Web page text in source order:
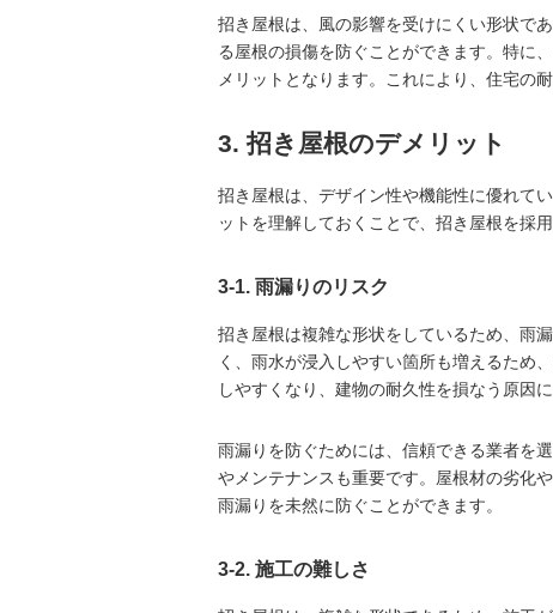
招き屋根は、風の影響を受けにくい形状で
る屋根の損傷を防ぐことができます。特に
メリットとなります。これにより、住宅の
3. 招き屋根のデメリット
招き屋根は、デザイン性や機能性に優れて
ットを理解しておくことで、招き屋根を採
3-1. 雨漏りのリスク
招き屋根は複雑な形状をしているため、雨
く、雨水が浸入しやすい箇所も増えるため
しやすくなり、建物の耐久性を損なう原因に
雨漏りを防ぐためには、信頼できる業者を
やメンテナンスも重要です。屋根材の劣化
雨漏りを未然に防ぐことができます。
3-2. 施工の難しさ